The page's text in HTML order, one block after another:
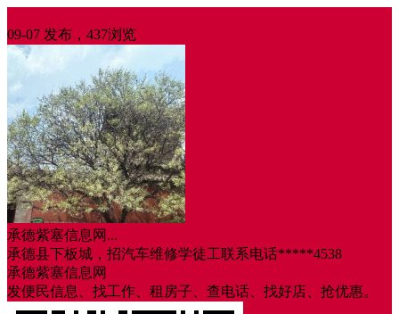
09-07 发布，437浏览
承德紫塞信息网...
承德县下板城，招汽车维修学徒工联系电话*****4538
承德紫塞信息网
发便民信息、找工作、租房子、查电话、找好店、抢优惠。